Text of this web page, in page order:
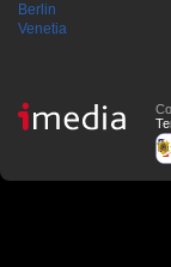
Berlin
Venetia